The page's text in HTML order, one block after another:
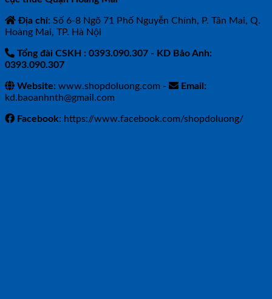
Địa chỉ: Số 6-8 Ngõ 71 Phố Nguyễn Chính, P. Tân Mai, Q.
Hoàng Mai, TP. Hà Nội
Tổng đài CSKH : 0393.090.307 - KD Bảo Anh:
0393.090.307
Website: www.shopdoluong.com -
Email:
kd.baoanhnth@gmail.com
Facebook: https://www.facebook.com/shopdoluong/